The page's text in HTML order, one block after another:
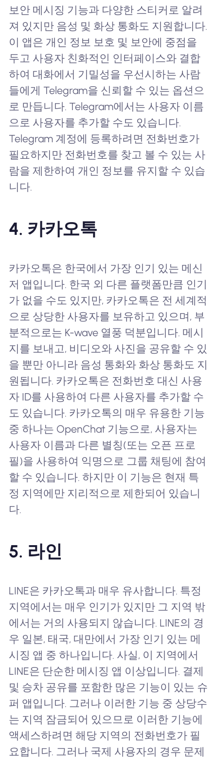
보안 메시징 기능과 다양한 스티커로 알려
져 있지만 음성 및 화상 통화도 지원합니다.
이 앱은 개인 정보 보호 및 보안에 중점을
두고 사용자 친화적인 인터페이스와 결합
하여 대화에서 기밀성을 우선시하는 사람
들에게 Telegram을 신뢰할 수 있는 옵션으
로 만듭니다. Telegram에서는 사용자 이름
으로 사용자를 추가할 수도 있습니다.
Telegram 계정에 등록하려면 전화번호가
필요하지만 전화번호를 찾고 볼 수 있는 사
람을 제한하여 개인 정보를 유지할 수 있습
니다.
4. 카카오톡
카카오톡은 한국에서 가장 인기 있는 메신
저 앱입니다. 한국 외 다른 플랫폼만큼 인기
가 없을 수도 있지만, 카카오톡은 전 세계적
으로 상당한 사용자를 보유하고 있으며, 부
분적으로는 K-wave 열풍 덕분입니다. 메시
지를 보내고, 비디오와 사진을 공유할 수 있
을 뿐만 아니라 음성 통화와 화상 통화도 지
원됩니다. 카카오톡은 전화번호 대신 사용
자 ID를 사용하여 다른 사용자를 추가할 수
도 있습니다. 카카오톡의 매우 유용한 기능
중 하나는 OpenChat 기능으로, 사용자는
사용자 이름과 다른 별칭(또는 오픈 프로
필)을 사용하여 익명으로 그룹 채팅에 참여
할 수 있습니다. 하지만 이 기능은 현재 특
정 지역에만 지리적으로 제한되어 있습니
다.
5. 라인
LINE은 카카오톡과 매우 유사합니다. 특정
지역에서는 매우 인기가 있지만 그 지역 밖
에서는 거의 사용되지 않습니다. LINE의 경
우 일본, 태국, 대만에서 가장 인기 있는 메
시징 앱 중 하나입니다. 사실, 이 지역에서
LINE은 단순한 메시징 앱 이상입니다. 결제
및 승차 공유를 포함한 많은 기능이 있는 슈
퍼 앱입니다. 그러나 이러한 기능 중 상당수
는 지역 잠금되어 있으므로 이러한 기능에
액세스하려면 해당 지역의 전화번호가 필
요합니다. 그러나 국제 사용자의 경우 문제